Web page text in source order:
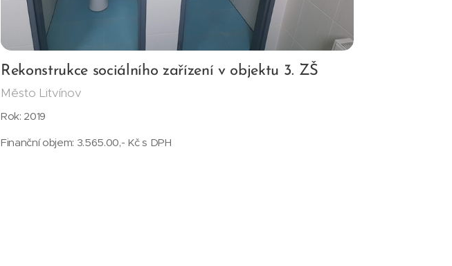
Rekonstrukce sociálního zařízení v objektu 3. ZŠ
Město Litvínov
Rok: 2019
Finanční objem: 3.565.00,- Kč s DPH